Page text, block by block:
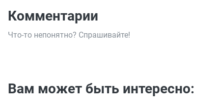
Комментарии
Что-то непонятно? Спрашивайте!
Вам может быть интересно: